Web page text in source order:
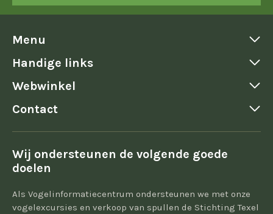
Menu
Handige links
Webwinkel
Contact
Wij ondersteunen de volgende goede
doelen
Als Vogelinformatiecentrum ondersteunen we met onze
vogelexcursies en verkoop van spullen de Stichting Texel